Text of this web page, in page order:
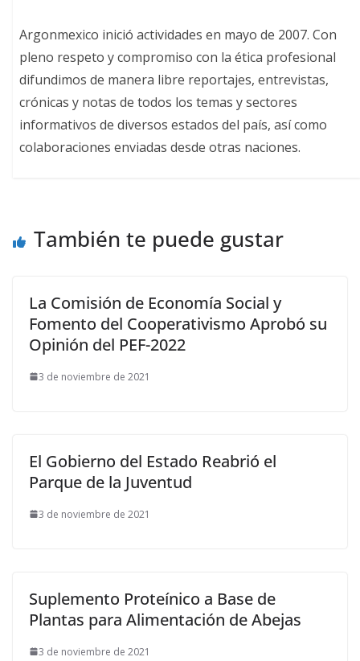
Argonmexico inició actividades en mayo de 2007. Con
pleno respeto y compromiso con la ética profesional
difundimos de manera libre reportajes, entrevistas,
crónicas y notas de todos los temas y sectores
informativos de diversos estados del país, así como
colaboraciones enviadas desde otras naciones.
También te puede gustar
La Comisión de Economía Social y
Fomento del Cooperativismo Aprobó su
Opinión del PEF-2022
3 de noviembre de 2021
El Gobierno del Estado Reabrió el
Parque de la Juventud
3 de noviembre de 2021
Suplemento Proteínico a Base de
Plantas para Alimentación de Abejas
3 de noviembre de 2021